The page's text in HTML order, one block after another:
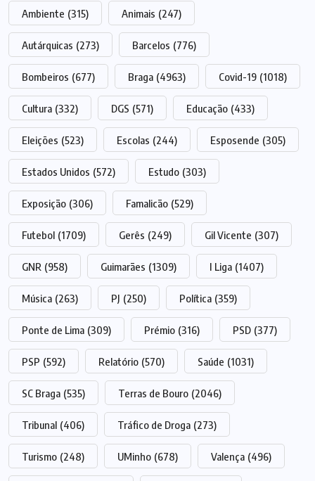
Ambiente (315) Animais (247)
Autárquicas (273) Barcelos (776)
Bombeiros (677) Braga (4963) Covid-19 (1018)
Cultura (332) DGS (571) Educação (433)
Eleições (523) Escolas (244) Esposende (305)
Estados Unidos (572) Estudo (303)
Exposição (306) Famalicão (529)
Futebol (1709) Gerês (249) Gil Vicente (307)
GNR (958) Guimarães (1309) I Liga (1407)
Música (263) PJ (250) Política (359)
Ponte de Lima (309) Prémio (316) PSD (377)
PSP (592) Relatório (570) Saúde (1031)
SC Braga (535) Terras de Bouro (2046)
Tribunal (406) Tráfico de Droga (273)
Turismo (248) UMinho (678) Valença (496)